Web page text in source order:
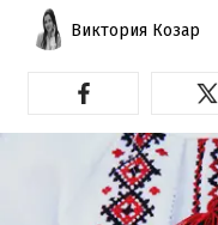
Виктория Козар